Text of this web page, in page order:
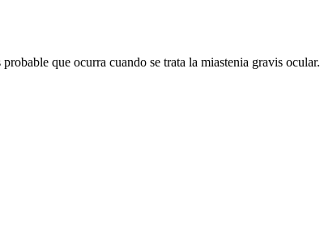
que ocurra cuando se trata la miastenia gravis ocular.